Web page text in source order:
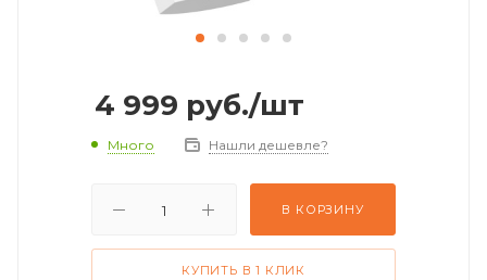
4 999 руб./шт
Много Нашли дешевле?
В КОРЗИНУ
КУПИТЬ В 1 КЛИК